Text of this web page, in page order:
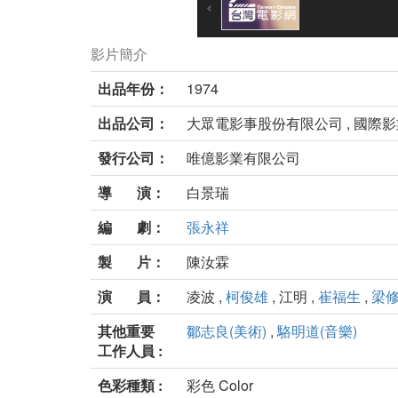
影片簡介
出品年份：
1974
出品公司：
大眾電影事股份有限公司 , 國際
發行公司：
唯億影業有限公司
導 演：
白景瑞
編 劇：
張永祥
製 片：
陳汝霖
演 員：
凌波 , 柯俊雄 , 江明 , 崔福生 , 梁
其他重要
工作人員 :
鄒志良(美術) ,駱明道(音樂)
色彩種類 :
彩色 Color